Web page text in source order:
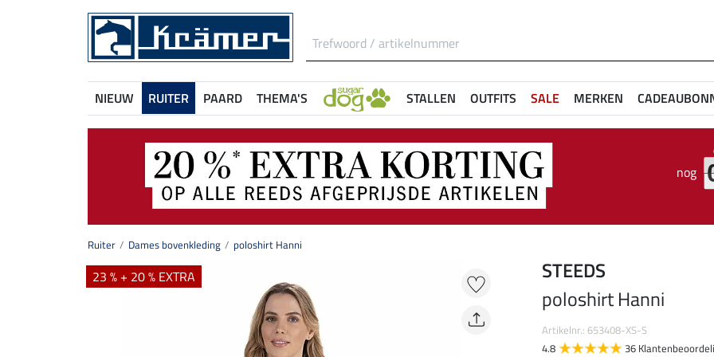
NIEUW RUITER PAARD THEMA'S STALLEN OUTFITS SALE MERKEN
nog
Ruiter Dames bovenkleding poloshirt Hanni
23 % + 20 % EXTRA
STEEDS
poloshirt Hanni
Artikelnr.: 653408-XS-S
4.8
36